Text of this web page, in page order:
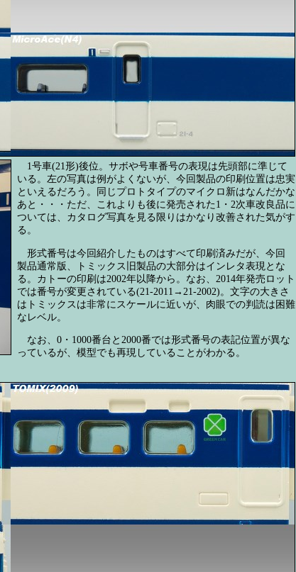
1号車(21形)後位。サボや号車番号の表現は先頭部に準じて
いる。左の写真は例がよくないが、今回製品の印刷位置は忠実
といえるだろう。同じプロトタイプのマイクロ新はなんだかな
あと・・・ただ、これよりも後に発売された1・2次車改良品に
ついては、カタログ写真を見る限りはかなり改善された気がす
る。
形式番号は今回紹介したものはすべて印刷済みだが、今回
製品通常版、トミックス旧製品の大部分はインレタ表現とな
る。カトーの印刷は2002年以降から。なお、2014年発売ロット
では番号が変更されている(21-2011→21-2002)。文字の大きさ
はトミックスは非常にスケールに近いが、肉眼での判読は困難
なレベル。
なお、0・1000番台と2000番では形式番号の表記位置が異な
っているが、模型でも再現していることがわかる。